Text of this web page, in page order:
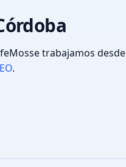
trabajamos desde
.